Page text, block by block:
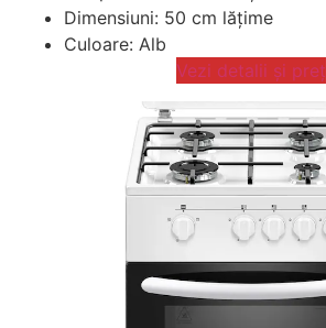
Dimensiuni: 50 cm lățime
Culoare: Alb
Vezi detalii și preț